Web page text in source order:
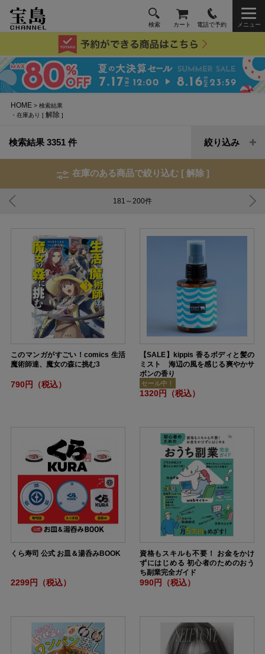
検索 カート 電話で予約 メニュー
HOME > 検索結果
・在庫あり [解除 ]
検索結果 3351 件 絞り込み
在庫のある商品で絞り込む [ 解除 ]
181～200件
このマンガがすごい！comics 生活
魔術師達、魔女の森に挑む3
790円（税込）
【SALE】kippis 香るボディと髪の
ミスト 海辺の風を感じる爽やかサ
ボンの香り
セール中！
1320円（税込）
くら寿司 公式 お皿＆湯呑みBOOK
2299円（税込）
資格もスキルも不要！ お金をかけ
ずにはじめる 初心者のためのおう
ち副業完全ガイド
990円（税込）